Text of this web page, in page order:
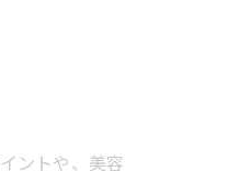
ントや、美容